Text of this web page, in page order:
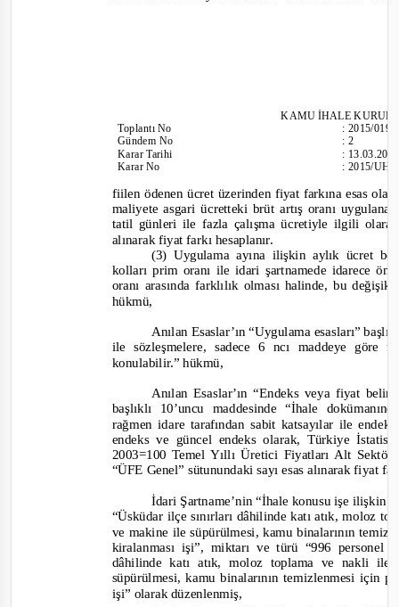
KAMU İHALE
ToplantıNo
Gündem No
Karar Tarihi
Karar No
:2015/019
:2
:
:2015/
fiilen ödenen ücret üzerinden fiyat farkına esas
maliyete asgari ücretteki brüt artış oranı
tatil günleri ile fazla çalışma ücretiyle ilgili
alınarak fiyat farkı hesaplanır.
(3) Uygulama ayına ilişkin aylık ücret
kolları prim oranı ile idari şartnamede idarece
oranı arasında farklılık olması halinde, bu
hükmü,
Anılan Esaslar’ın “Uygulama esasları”
ile sözleşmelere, sadece 6 ncı maddeye göre
konulabilir.” hükmü,
Anılan Esaslar’ın “Endeks veya fiyat
başlıklı 10’uncu maddesinde“İhale
rağmen idare tarafından sabit katsayılar ile
endeks ve güncel endeks olarak, Türkiye
2003=100 Temel Yıllı Üretici Fiyatları Alt
“ÜFE Genel” sütunundaki sayı esas alınarak fiyat
İdari Şartname’nin “İhale konusu işe ilişkin
“Üsküdar ilçe sınırları dâhilinde katı atık, moloz
ve makine ile süpürülmesi, kamu binalarının
kiralanması işi”, miktarı ve türü “996 personel
dâhilinde katı atık, moloz toplama ve nakli
süpürülmesi, kamu binalarının temizlenmesi için
işi” olarak düzenlenmiş,